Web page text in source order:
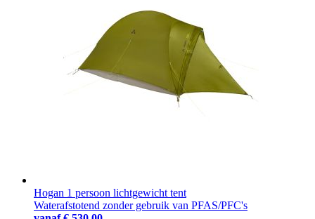
Hogan 1 persoon lichtgewicht tent
Waterafstotend zonder gebruik van PFAS/PFC's